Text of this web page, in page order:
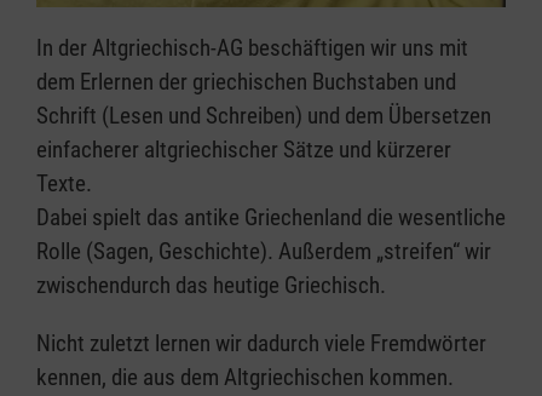
In der Altgriechisch-AG beschäftigen wir uns mit
dem Erlernen der griechischen Buchstaben und
Schrift (Lesen und Schreiben) und dem Übersetzen
einfacherer altgriechischer Sätze und kürzerer
Texte.
Dabei spielt das antike Griechenland die wesentliche
Rolle (Sagen, Geschichte). Außerdem „streifen“ wir
zwischendurch das heutige Griechisch.
Nicht zuletzt lernen wir dadurch viele Fremdwörter
kennen, die aus dem Altgriechischen kommen.